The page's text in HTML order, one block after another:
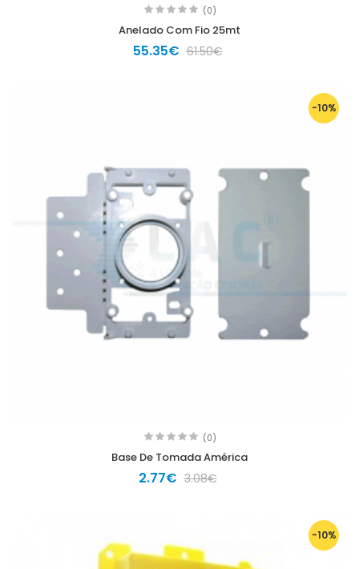
(0)
Anelado Com Fio 25mt
55.35€ 61.50€
-10%
(0)
Base De Tomada América
2.77€ 3.08€
-10%